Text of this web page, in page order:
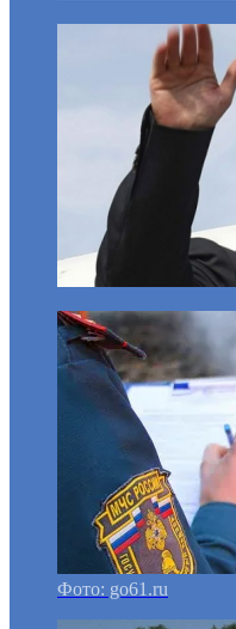
Фото: go61.ru